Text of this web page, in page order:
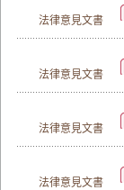
法律意見文書
法律意見文書
法律意見文書
法律意見文書